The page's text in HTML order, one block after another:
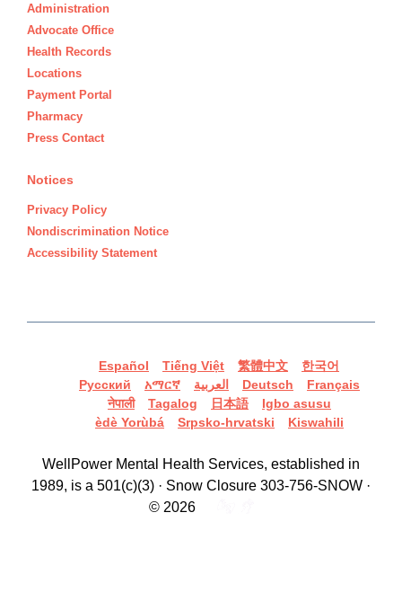
Administration
Advocate Office
Health Records
Locations
Payment Portal
Pharmacy
Press Contact
Notices
Privacy Policy
Nondiscrimination Notice
Accessibility Statement
Español Tiếng Việt 繁體中文
한국어
Русский
አማርኛ العربية Deutsch
Français
नेपाली
Tagalog 日本語
Igbo asusu
èdè Yorùbá
Srpsko-hrvatski Kiswahili
WellPower Mental Health Services, established in
1989, is a 501(c)(3) · Snow Closure 303-756-SNOW ·
© 2026